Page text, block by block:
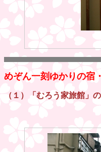
めぞん一刻ゆかりの宿
（１）「むろう家旅館」